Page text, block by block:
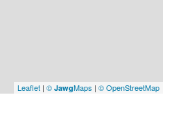
Leaflet | © JawgMaps | © OpenStreetMap